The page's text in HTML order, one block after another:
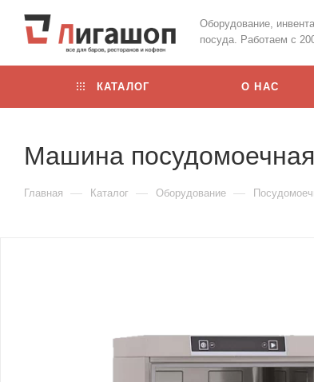
Оборудование,
посуда. Работаем с
КАТАЛОГ О НАС
Машина
Главная — Каталог — Оборудование —